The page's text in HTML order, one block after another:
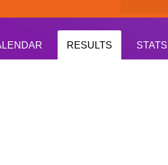
RESULTS STATS